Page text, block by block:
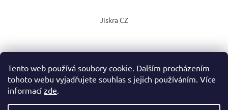
Tento web používá soubory cookie. Dalším procházením
tohoto webu vyjadřujete souhlas s jejich používáním. Více
informací zde.
Jiskra CZ
Vytvořil Shoptet